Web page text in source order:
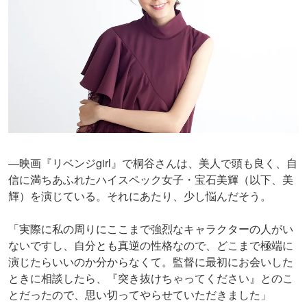
―映画『リベンジgirl』で桐谷さんは、美人で頭も良く、自
信に満ちあふれたハイスペック女子・宝石美輝（以下、美
輝）を演じている。それにあたり、少し悩んだそう。
「実際に私の周りにここまで強烈なキャラクターの人がい
ないですし、自分とも真逆の性格なので、どこまで極端に
演じたらいいのか分からなくて。監督に最初にお会いした
ときに相談したら、『突き抜けちゃってください』とのこ
とだったので、思い切ってやらせていただきました」